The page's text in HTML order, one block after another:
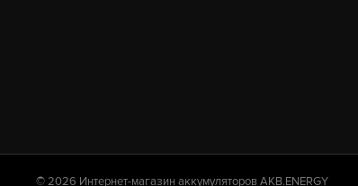
© 2026 Интернет-магазин аккумуляторов AKB.ENERGY